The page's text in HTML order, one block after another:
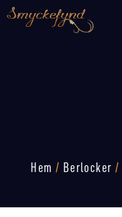
Hem / Berlocker /